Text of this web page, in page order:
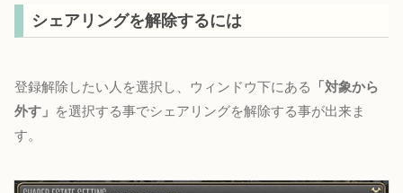
シェアリングを解除するには
登録解除したい人を選択し、ウィンドウ下にある
「対象から
外す」 を選択する事でシェアリングを解除する事が出来ま
す。